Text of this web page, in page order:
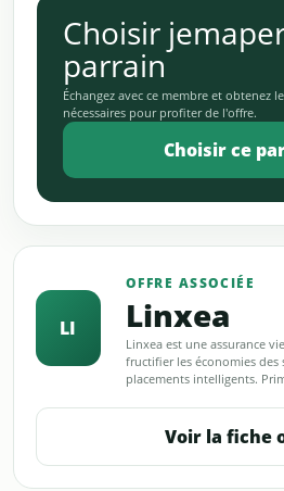
Choisir
parrain
Échangez avec ce membre et obtenez
nécessaires pour profiter de l'offre.
Choisir ce
LI
OFFRE ASSOCIÉE
Linxea
Linxea est une assurance
fructifier les économies des
placements intelligents.
Voir la fiche